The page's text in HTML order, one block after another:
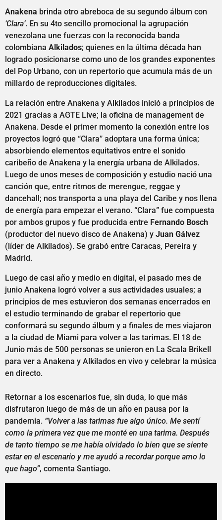
Anakena brinda otro abreboca de su segundo álbum con
‘Clara’. En su 4to sencillo promocional la agrupación
venezolana une fuerzas con la reconocida banda
colombiana Alkilados; quienes en la última década han
logrado posicionarse como uno de los grandes exponentes
del Pop Urbano, con un repertorio que acumula más de un
millardo de reproducciones digitales.
La relación entre Anakena y Alkilados inició a principios de
2021 gracias a AGTE Live; la oficina de management de
Anakena. Desde el primer momento la conexión entre los
proyectos logró que “Clara” adoptara una forma única;
absorbiendo elementos equitativos entre el sonido
caribeño de Anakena y la energía urbana de Alkilados.
Luego de unos meses de composición y estudio nació una
canción que, entre ritmos de merengue, reggae y
dancehall; nos transporta a una playa del Caribe y nos llena
de energía para empezar el verano. “Clara” fue compuesta
por ambos grupos y fue producida entre Fernando Bosch
(productor del nuevo disco de Anakena) y Juan Gálvez
(líder de Alkilados). Se grabó entre Caracas, Pereira y
Madrid.
Luego de casi año y medio en digital, el pasado mes de
junio Anakena logró volver a sus actividades usuales; a
principios de mes estuvieron dos semanas encerrados en
el estudio terminando de grabar el repertorio que
conformará su segundo álbum y a finales de mes viajaron
a la ciudad de Miami para volver a las tarimas. El 18 de
Junio más de 500 personas se unieron en La Scala Brikell
para ver a Anakena y Alkilados en vivo y celebrar la música
en directo.
Retornar a los escenarios fue, sin duda, lo que más
disfrutaron luego de más de un año en pausa por la
pandemia. “Volver a las tarimas fue algo único. Me sentí
como la primera vez que me monté en una tarima. Después
de tanto tiempo se me había olvidado lo bien que se siente
estar en el escenario y me ayudó a recordar porque amo lo
que hago”, comenta Santiago.